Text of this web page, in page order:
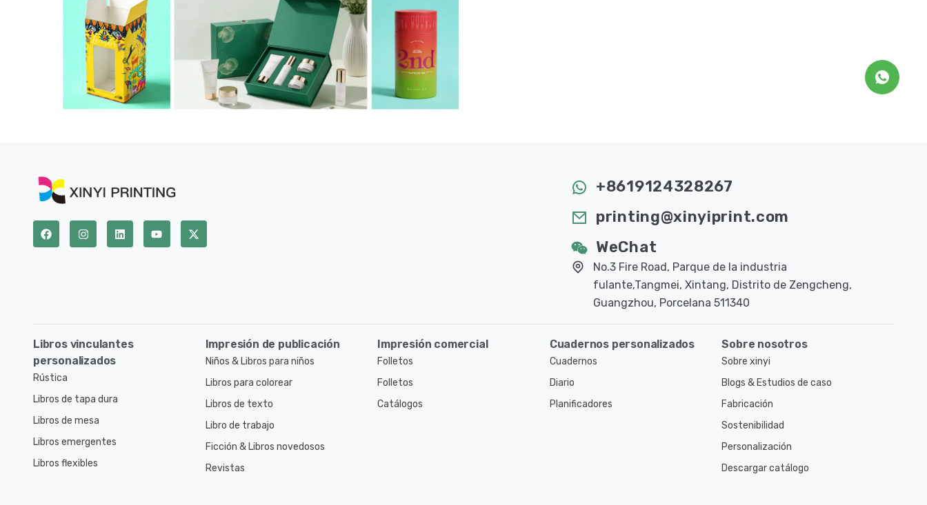
+8619124328267
printing@xinyiprint.com
WeChat
No.3 Fire Road, Parque de la industria
fulante,Tangmei, Xintang, Distrito de Zengcheng,
Guangzhou, Porcelana 511340
Libros vinculantes
personalizados
Rústica
Libros de tapa dura
Libros de mesa
Libros emergentes
Libros flexibles
Impresión de publicación
Niños & Libros para niños
Libros para colorear
Libros de texto
Libro de trabajo
Ficción & Libros novedosos
Revistas
Impresión comercial
Folletos
Folletos
Catálogos
Cuadernos personalizados
Cuadernos
Diario
Planificadores
Sobre nosotros
Sobre xinyi
Blogs & Estudios de caso
Fabricación
Sostenibilidad
Personalización
Descargar catálogo